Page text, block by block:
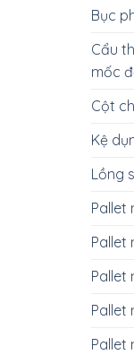
Bục
Cẩu
mốc
Cột
Kệ
Lồng
Pallet
Pallet
Pallet
Pallet
Pallet